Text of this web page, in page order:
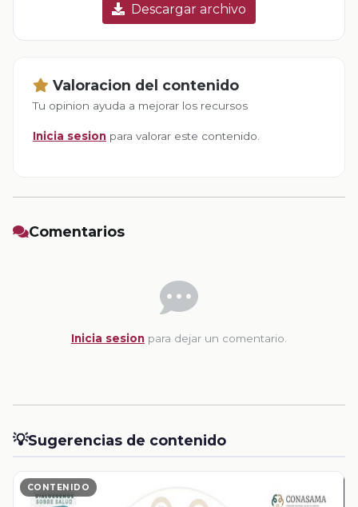
Descargar archivo
Valoracion del contenido
Tu opinion ayuda a mejorar los recursos
Inicia sesion para valorar este contenido.
Comentarios
Inicia sesion para dejar un comentario.
💡Sugerencias de contenido
CONTENIDO